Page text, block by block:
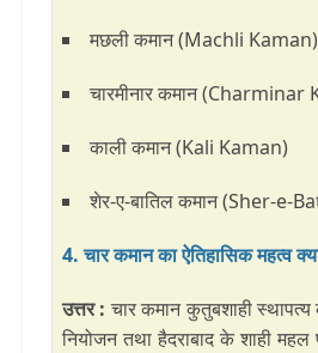
मछली कमान (Machli Kaman)
चारमीनार कमान (Charminar
काली कमान (Kali Kaman)
शेर-ए-बातिल कमान (Sher-e-
4. चार कमान का ऐतिहासिक महत्व
उत्तर : चार कमान कुतुबशाही
नियोजन तथा हैदराबाद के शाही